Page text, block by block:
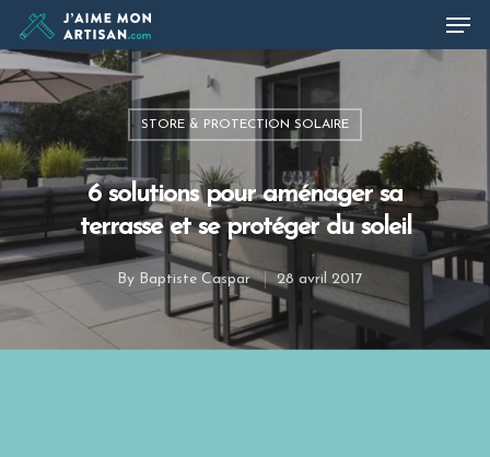
Hit enter to search or ESC to close
STORE & PROTECTION SOLAIRE
6 solutions pour aménager sa
terrasse et se protéger du soleil
By Baptiste Caspar 28 avril 2017